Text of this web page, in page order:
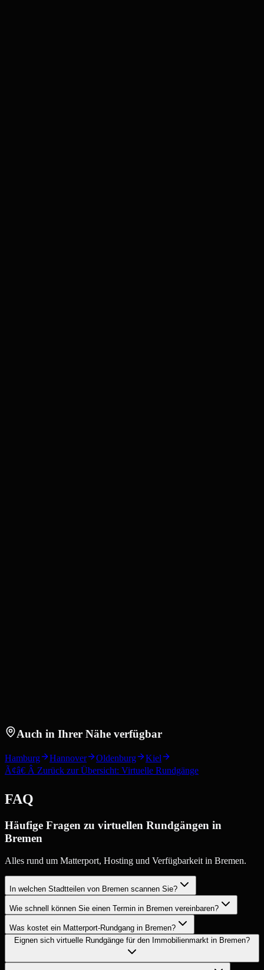
Auch in Ihrer Nähe verfügbar
Hamburg Hannover Oldenburg
Kiel
Ã¢â€ Â Zurück zur Übersicht: Virtuelle Rundgänge
FAQ
Häufige Fragen zu virtuellen Rundgängen in
Bremen
Alles rund um Matterport, Hosting und Verfügbarkeit in Bremen.
In welchen Stadtteilen von Bremen scannen Sie?
Wie schnell können Sie einen Termin in Bremen vereinbaren?
Was kostet ein Matterport-Rundgang in Bremen?
Eignen sich virtuelle Rundgänge für den Immobilienmarkt in Bremen?